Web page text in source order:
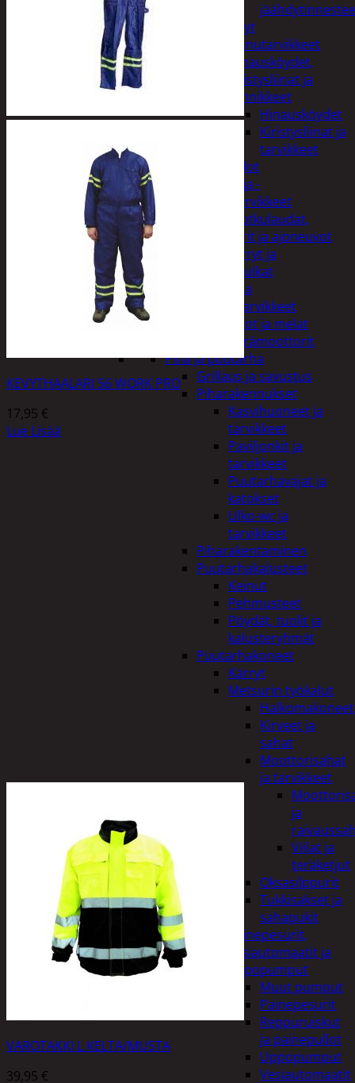
Öljyt
Perävaunutarvikkeet
Hinausköydet,
kiristysliinat ja
kiinnikkeet
Hinausköydet
Kiristysliinat ja
tarvikkeet
Valot
Rengas ja -
vannetarvikkeet
Sähköpotkulaudat,
skootterit ja ajoneuvot
Tukkikärryt ja
juontopulkat
Veneet ja
veneilytarvikkeet
Airot ja melat
Perämoottorit
Piha ja puutarha
Grillaus ja savustus
Piharakennukset
Kasvihuoneet ja
tarvikkeet
Paviljonkit ja
tarvikkeet
Puutarhavajat ja
katokset
Ulko-wc ja
tarvikkeet
Piharakentaminen
Puutarhakalusteet
Keinut
Pehmusteet
Pöydät, tuolit ja
kalusteryhmät
Puutarhakoneet
Kärryt
Metsurin työkalut
Halkomakoneet
Kirveet ja
sahat
Moottorisahat
ja tarvikkeet
ja
Viilat ja
teräketjut
Oksasilppurit
Tukkisakset ja
sahapukit
Painepesurit,
vesiautomaatit ja
uppopumput
Muut pumput
Painepesurit
Reppuruiskut
ja painepullot
Uppopumput
Vesiautomaatit
KEVYTHAALARI 56 WORK PRO
17,95 €
Lue Lisää
VAROTAKKI L KELTA/MUSTA
39,95 €